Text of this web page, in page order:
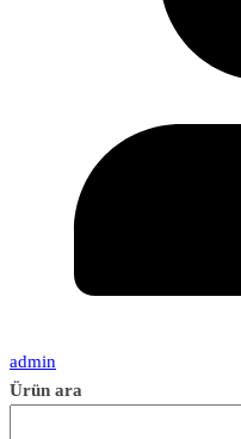
admin
Ürün ara